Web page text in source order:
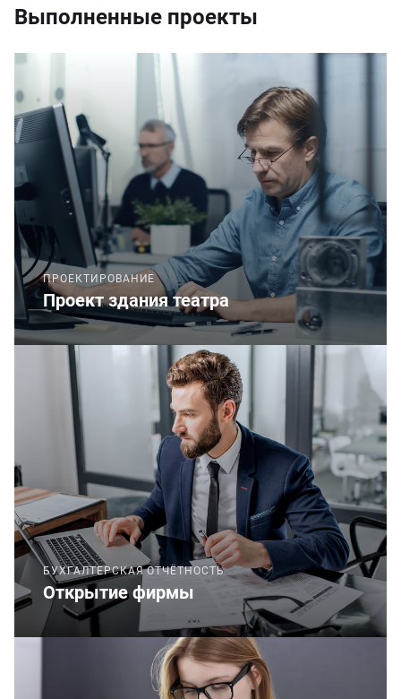
Выполненные проекты
ПРОЕКТИРОВАНИЕ
Проект здания театра
БУХГАЛТЕРСКАЯ ОТЧЁТНОСТЬ
Открытие фирмы